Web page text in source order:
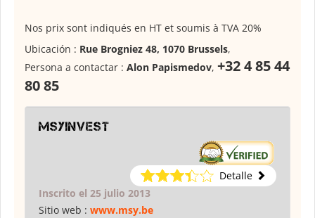
Nos prix sont indiqués en HT et soumis à TVA 20%
Ubicación : Rue Brogniez 48, 1070 Brussels,
Persona a contactar : Alon Papismedov, +32 4 85 44
80 85
msyinvest
Detalle
Inscrito el 25 julio 2013
Sitio web : www.msy.be